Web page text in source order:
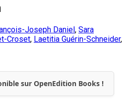
Joseph Daniel, Sara
Croset, Laetitia Guérin-Schneider,
sur OpenEdition Books !